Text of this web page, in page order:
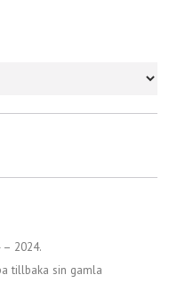
2024.
tillbaka sin gamla